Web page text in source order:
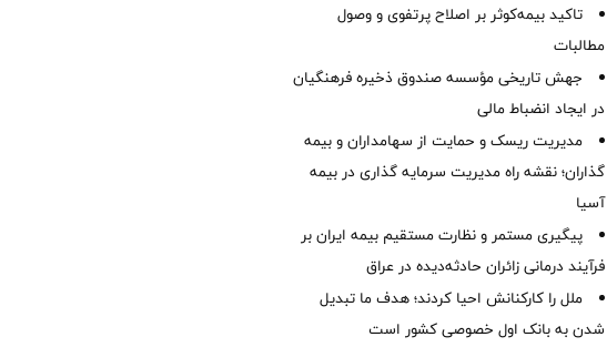
تاکید بیمه‌کوثر بر اصلاح پرتفوی و وصول
مطالبات ‌
جهش تاریخی مؤسسه صندوق ذخیره فرهنگیان
در ایجاد انضباط مالی
مدیریت ریسک و حمایت از سهامداران و بیمه
گذاران؛ نقشه راه مدیریت سرمایه گذاری در بیمه
آسیا
پیگیری مستمر و نظارت مستقیم بیمه ایران بر
فرآیند درمانی زائران حادثه‌دیده در عراق
ملل را کارکنانش احیا کردند؛ هدف ما تبدیل
شدن به بانک اول خصوصی کشور است